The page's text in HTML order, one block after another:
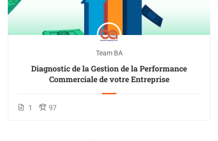
Team BA
Diagnostic de la Gestion de la Performance
Commerciale de votre Entreprise
1 97